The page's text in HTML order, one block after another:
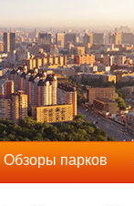
Обзоры парков